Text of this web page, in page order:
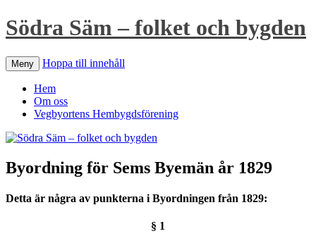
Södra Säm – folket och bygden
Meny Hoppa till innehåll
Hem
Om oss
Vegbyortens Hembygdsförening
Byordning för Sems Byemän år 1829
Detta är några av punkterna i Byordningen från 1829:
§ 1